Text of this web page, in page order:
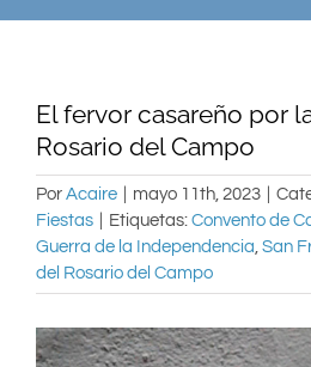
El fervor casareño por
Rosario del Campo
Por Acaire mayo 11th, 2023
Fiestas
Etiquetas: Convento de
Guerra de la Independencia, San
del Rosario del Campo